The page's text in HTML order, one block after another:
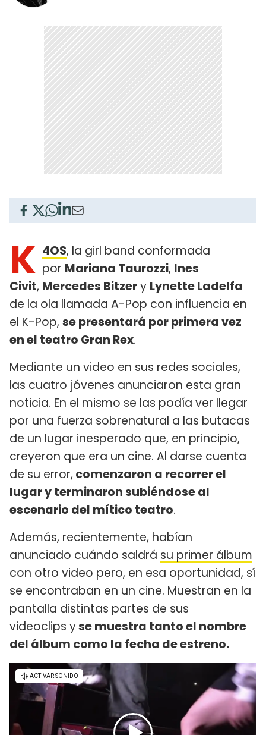
K 4OS, la girl band conformada
por Mariana Taurozzi, Ines
Civit, Mercedes Bitzery Lynette Ladelfa
de la ola llamada A-Pop con influencia en
el K-Pop, se presentará por primera vez
en el teatro Gran Rex.
Mediante un video en sus redes sociales,
las cuatro jóvenes anunciaron esta gran
noticia. En el mismo se las podía ver llegar
por una fuerza sobrenatural a las butacas
de un lugar inesperado que, en principio,
creyeron que era un cine. Al darse cuenta
de su error, comenzaron a recorrer el
lugar y terminaron subiéndose al
escenario del mítico teatro.
Además, recientemente, habían
anunciado cuándo saldrá su primer álbum
con otro video pero, en esa oportunidad, sí
se encontraban en un cine. Muestran en la
pantalla distintas partes de sus
videoclips yse muestra tanto el nombre
del álbum como la fecha de estreno.